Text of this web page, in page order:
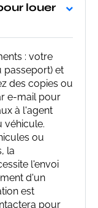
louer
: votre
passeport) et
des copies ou
e-mail pour
à l'agent
véhicule.
ou
la
l'envoi
d'un
est
pour